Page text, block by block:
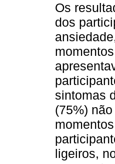
Os
dos
sintomas
(75%)
ligeiros,